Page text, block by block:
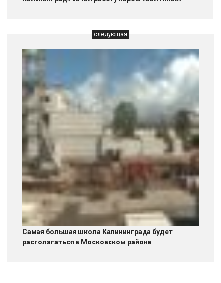
следующая
Самая большая школа Калининграда будет
располагаться в Московском районе